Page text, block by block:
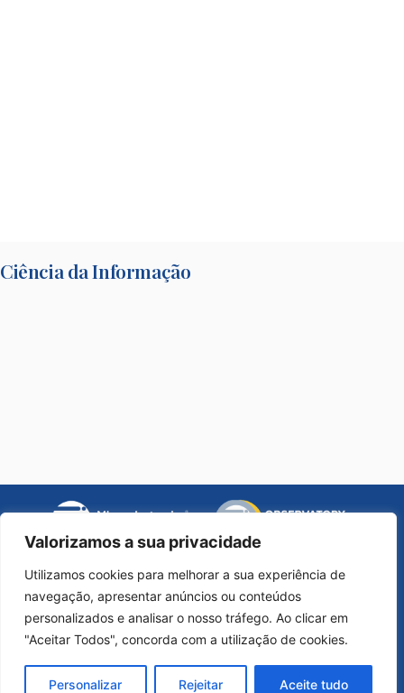
Valorizamos a sua privacidade
Utilizamos cookies para melhorar a sua experiência de
navegação, apresentar anúncios ou conteúdos
personalizados e analisar o nosso tráfego. Ao clicar em
"Aceitar Todos", concorda com a utilização de cookies.
Personalizar Rejeitar Aceite tudo
Ciência da Informação
Universidade de Coimbra - Faculdade de Letras
Universidade do Porto - Faculdade de Letras
a
new
opens
a
new
window
opens
a
new
window
opens
a
new
windowopens